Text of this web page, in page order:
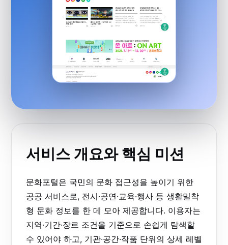
서비스 개요와 핵심 미션
문화포털은 국민의 문화 접근성을 높이기 위한
공공 서비스로, 전시·공연·교육·행사 등 생활밀착
형 문화 정보를 한 데 모아 제공합니다. 이용자는
지역·기간·장르 조건을 기준으로 손쉽게 탐색할
수 있어야 하고, 기관·공간·작품 단위의 상세 레벨